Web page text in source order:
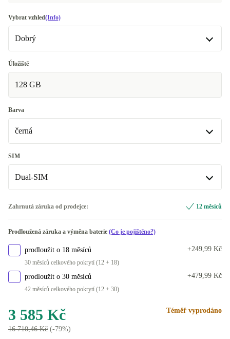
Vybrat vzhled(Info)
Dobrý
Dobrý
Velmi dobrý
Vynikající
Úložiště
128 GB
Barva
černá
černá
modrá +1 230 Kč
+1 340 Kč
K dispozici v jiné konfiguraci
SIM
Dual-SIM
K dispozici v jiné konfiguraci
Zahrnutá záruka od prodejce: 12 měsíců
Prodloužená záruka a výměna baterie (Co je pojištěno?)
prodloužit o 18 měsíců
30 měsíců celkového pokrytí (12 + 18)
+249,99 Kč
prodloužit o 30 měsíců
42 měsíců celkového pokrytí (12 + 30)
+479,99 Kč
3 585 Kč
16 710,46 Kč (-79%)
Téměř vyprodáno